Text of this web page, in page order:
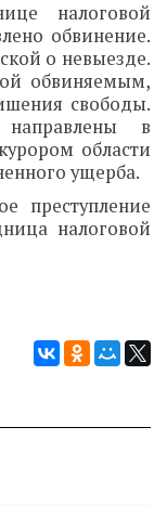
налоговой
обвинение.
о невыезде.
обвиняемым,
свободы.
в
области
ущерба.
преступление
налоговой